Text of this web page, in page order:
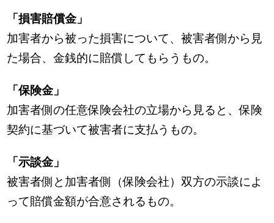
「損害賠償金」
加害者から被った損害について、被害者側から見
た場合、金銭的に賠償してもらうもの。
「保険金」
加害者側の任意保険会社の立場から見ると、保険
契約に基づいて被害者に支払うもの。
「示談金」
被害者側と加害者側（保険会社）双方の示談によ
って賠償金額が合意されるもの。